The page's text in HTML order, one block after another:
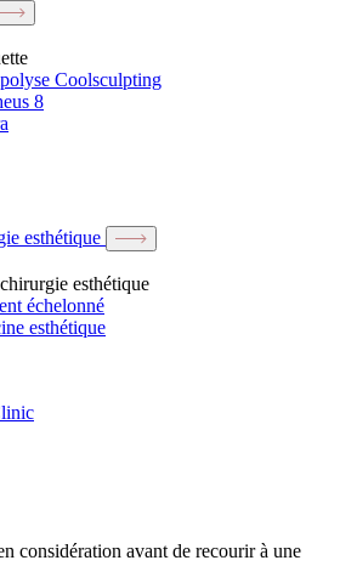
Coolsculpting
8
esthétique
esthétique
échelonné
esthétique
considération avant de recourir à une